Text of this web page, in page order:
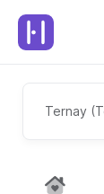
Ternay